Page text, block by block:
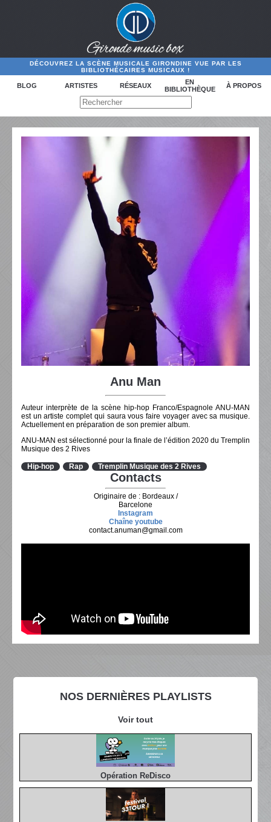
DÉCOUVREZ LA SCÈNE MUSICALE GIRONDINE VUE PAR LES
BIBLIOTHÉCAIRES MUSICAUX !
BLOG ARTISTES RÉSEAUX
EN
BIBLIOTHÈQUE
À PROPOS
NOS DERNIÈRES PLAYLISTS
Voir tout
Opération ReDisco
Anu Man
Auteur interprète de la scène hip-hop Franco/Espagnole ANU-MAN
est un artiste complet qui saura vous faire voyager avec sa musique.
Actuellement en préparation de son premier album.
ANU-MAN est sélectionné pour la finale de l’édition 2020 du Tremplin
Musique des 2 Rives
Hip-hop Rap Tremplin Musique des 2 Rives
Contacts
Originaire de : Bordeaux /
Barcelone
Instagram
Chaîne youtube
contact.anuman@gmail.com